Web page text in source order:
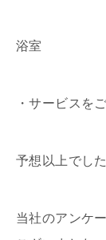
浴室
・サービスを
予想以上でし
当社のアンケ